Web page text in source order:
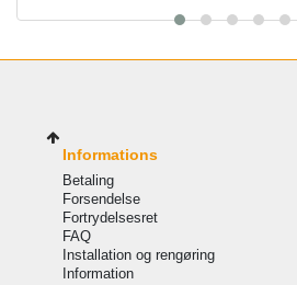
Informations
Betaling
Forsendelse
Fortrydelsesret
FAQ
Installation og rengøring
Information